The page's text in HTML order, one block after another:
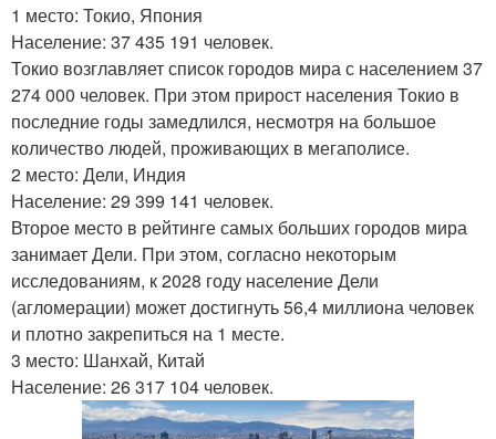
1 место: Токио, Япония
Население: 37 435 191 человек.
Токио возглавляет список городов мира с населением 37
274 000 человек. При этом прирост населения Токио в
последние годы замедлился, несмотря на большое
количество людей, проживающих в мегаполисе.
2 место: Дели, Индия
Население: 29 399 141 человек.
Второе место в рейтинге самых больших городов мира
занимает Дели. При этом, согласно некоторым
исследованиям, к 2028 году население Дели
(агломерации) может достигнуть 56,4 миллиона человек
и плотно закрепиться на 1 месте.
3 место: Шанхай, Китай
Население: 26 317 104 человек.